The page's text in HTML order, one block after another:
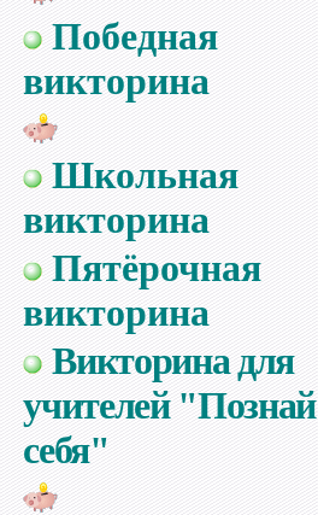
Победная
викторина
Школьная
викторина
Пятёрочная
викторина
Викторина для
учителей "Познай
себя"